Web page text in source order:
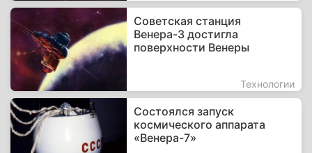
Советская станция
Венера-3 достигла
поверхности Венеры
Технологии
Состоялся запуск
космического аппарата
«Венера-7»